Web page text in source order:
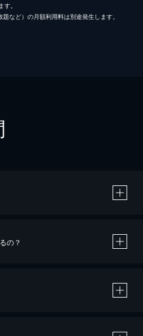
。
など）の月額利用料は別途発生します。
の？